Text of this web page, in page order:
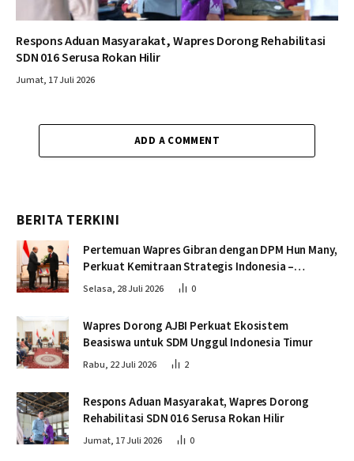
Respons Aduan Masyarakat, Wapres Dorong Rehabilitasi
SDN 016 Serusa Rokan Hilir
Jumat, 17 Juli 2026
ADD A COMMENT
BERITA TERKINI
Pertemuan Wapres Gibran dengan DPM Hun Many,
Perkuat Kemitraan Strategis Indonesia –
Kamboja
Selasa, 28 Juli 2026 0
Wapres Dorong AJBI Perkuat Ekosistem
Beasiswa untuk SDM Unggul Indonesia Timur
Rabu, 22 Juli 2026 2
Respons Aduan Masyarakat, Wapres Dorong
Rehabilitasi SDN 016 Serusa Rokan Hilir
Jumat, 17 Juli 2026 0